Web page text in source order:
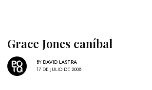
Grace Jones caníbal
BY DAVID LASTRA
17 DE JULIO DE 2008